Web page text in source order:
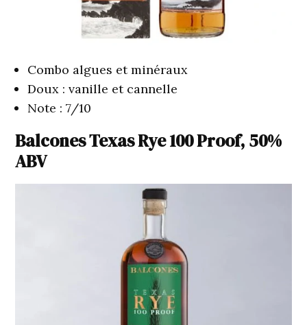
Combo algues et minéraux
Doux : vanille et cannelle
Note : 7/10
Balcones Texas Rye 100 Proof, 50%
ABV